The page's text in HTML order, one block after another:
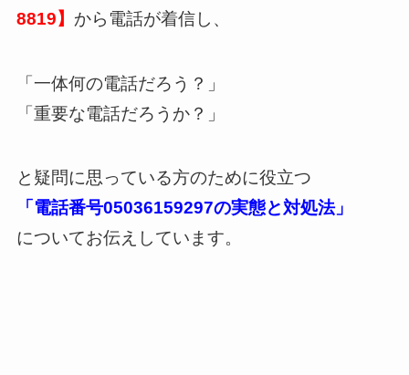
8819】 から電話が着信し、
「一体何の電話だろう？」
「重要な電話だろうか？」
と疑問に思っている方のために役立つ
「電話番号05036159297の実態と対処法」
についてお伝えしています。